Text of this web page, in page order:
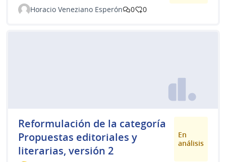
Horacio Veneziano Esperón
0 0
Reformulación de la categoría
Propuestas editoriales y
literarias, versión 2
En
análisis